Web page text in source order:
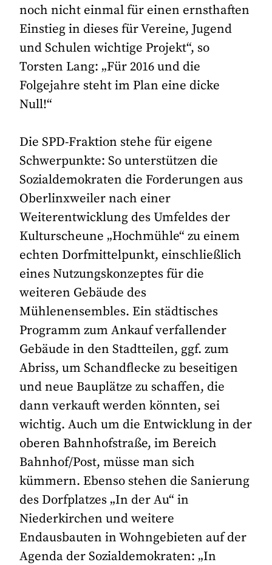
noch nicht einmal für einen ernsthaften
Einstieg in dieses für Vereine, Jugend
und Schulen wichtige Projekt“, so
Torsten Lang: „Für 2016 und die
Folgejahre steht im Plan eine dicke
Null!“
Die SPD-Fraktion stehe für eigene
Schwerpunkte: So unterstützen die
Sozialdemokraten die Forderungen aus
Oberlinxweiler nach einer
Weiterentwicklung des Umfeldes der
Kulturscheune „Hochmühle“ zu einem
echten Dorfmittelpunkt, einschließlich
eines Nutzungskonzeptes für die
weiteren Gebäude des
Mühlenensembles. Ein städtisches
Programm zum Ankauf verfallender
Gebäude in den Stadtteilen, ggf. zum
Abriss, um Schandflecke zu beseitigen
und neue Bauplätze zu schaffen, die
dann verkauft werden könnten, sei
wichtig. Auch um die Entwicklung in der
oberen Bahnhofstraße, im Bereich
Bahnhof/Post, müsse man sich
kümmern. Ebenso stehen die Sanierung
des Dorfplatzes „In der Au“ in
Niederkirchen und weitere
Endausbauten in Wohngebieten auf der
Agenda der Sozialdemokraten: „In